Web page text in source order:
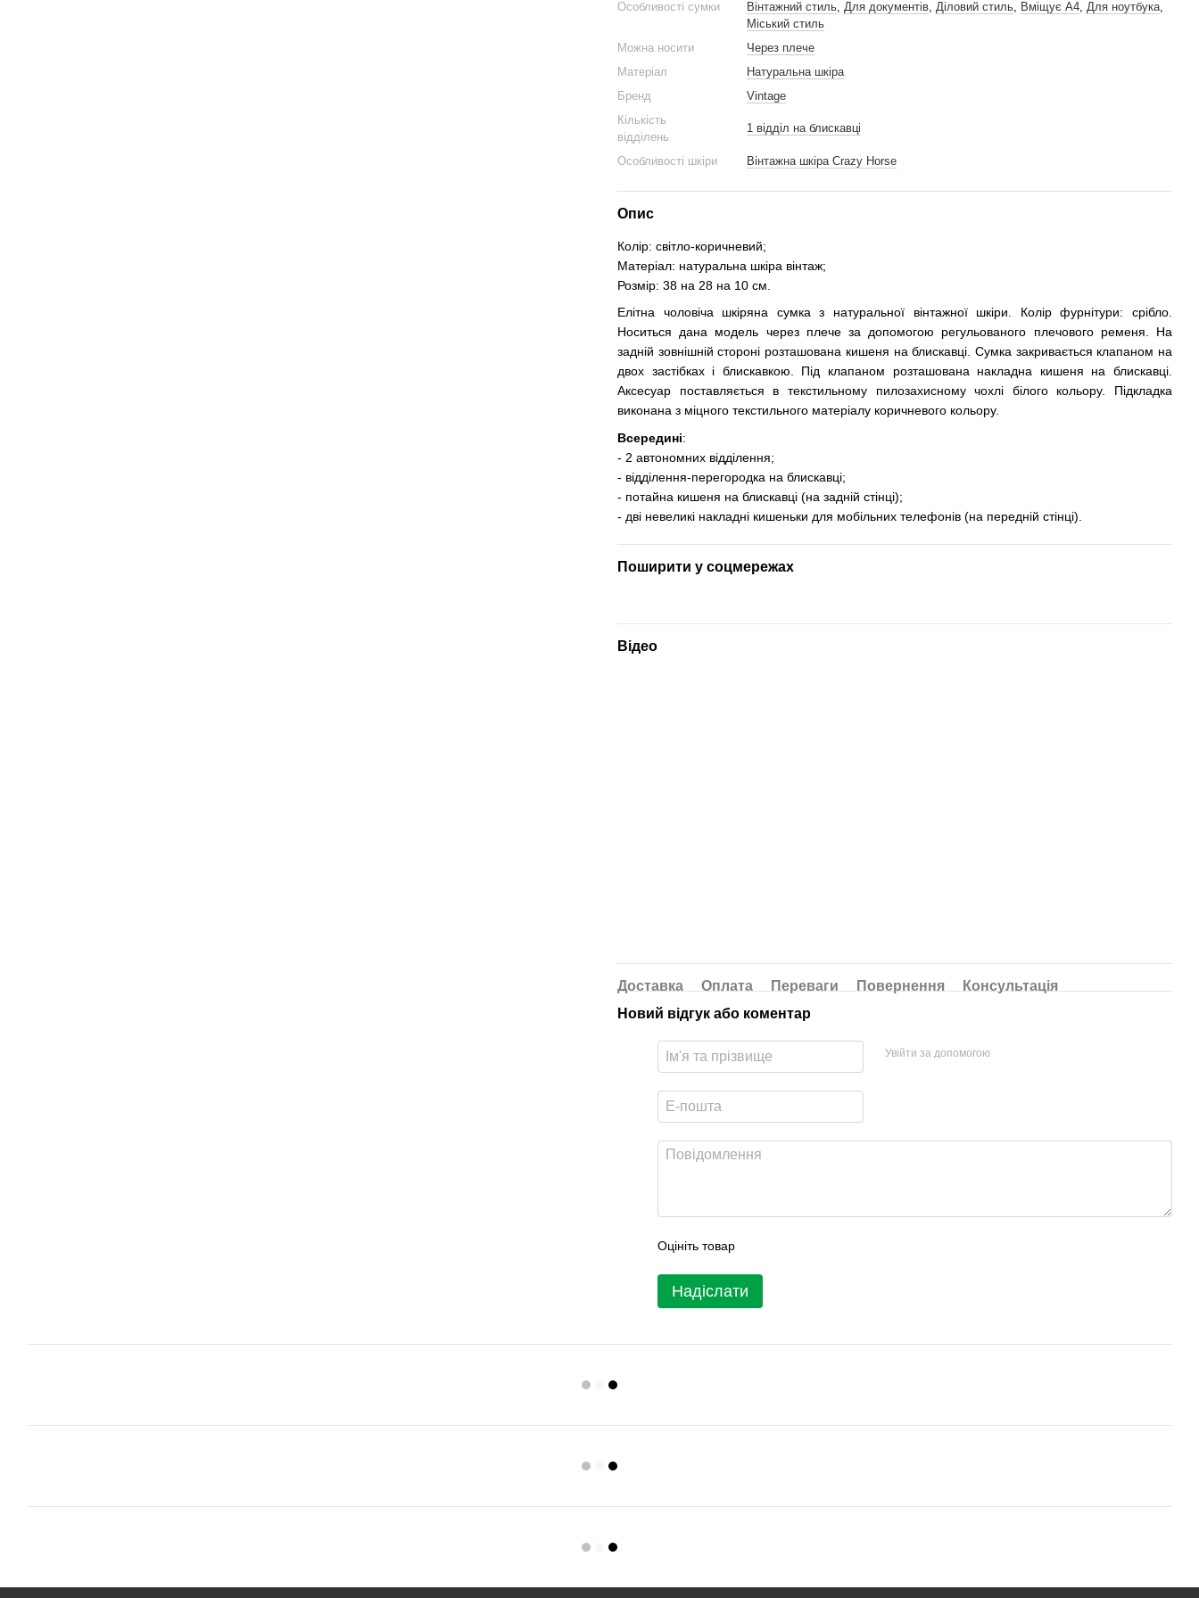
Особливості сумки
Вінтажний стиль, Для документів, Діловий стиль, Вміщує А4, Для ноутбука,
Міський стиль
Можна носити
Через плече
Матеріал
Натуральна шкіра
Бренд
Vintage
Кількість
відділень
1 відділ на блискавці
Особливості шкіри Вінтажна шкіра Crazy Horse
Опис
Колір: світло-коричневий;
Матеріал: натуральна шкіра вінтаж;
Розмір: 38 на 28 на 10 см.
Елітна чоловіча шкіряна сумка з натуральної вінтажної шкіри. Колір фурнітури: срібло.
Носиться дана модель через плече за допомогою регульованого плечового ременя. На
задній зовнішній стороні розташована кишеня на блискавці. Сумка закривається клапаном на
двох застібках і блискавкою. Під клапаном розташована накладна кишеня на блискавці.
Аксесуар поставляється в текстильному пилозахисному чохлі білого кольору. Підкладка
виконана з міцного текстильного матеріалу коричневого кольору.
Всередині:
- 2 автономних відділення;
- відділення-перегородка на блискавці;
- потайна кишеня на блискавці (на задній стінці);
- дві невеликі накладні кишеньки для мобільних телефонів (на передній стінці).
Поширити у соцмережах
Відео
Доставка Оплата Переваги Повернення
Консультація
Новий відгук або коментар
Увійти за допомогою
Оцініть товар
Надіслати